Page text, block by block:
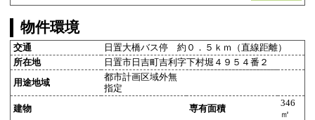
物件環境
交通
日置大橋バス停 約０．５ｋｍ（直線距離）
所在地
日置市日吉町吉利字下村堀４９５４番２
用途地域
都市計画区域外無
指定
建物 専有面積
346
㎡